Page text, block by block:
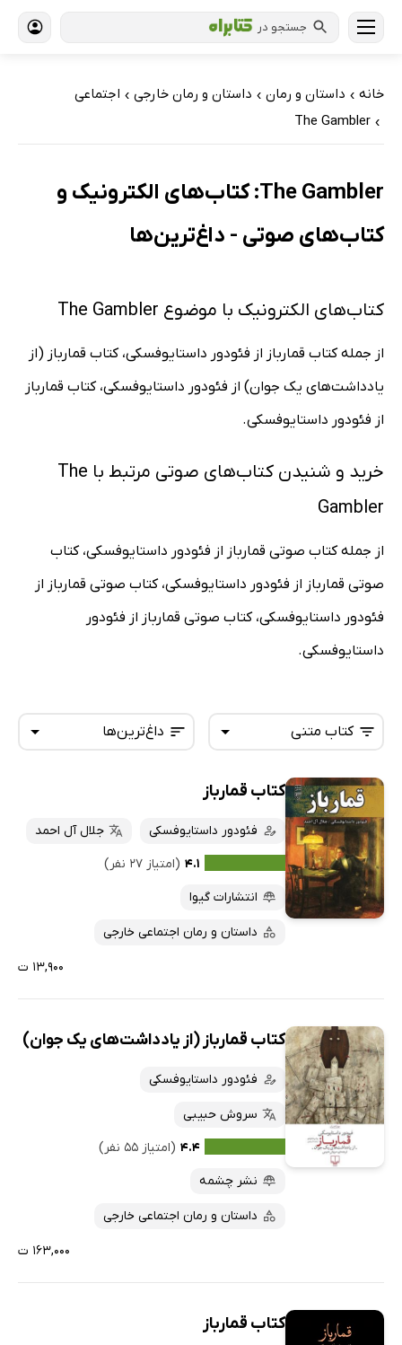
جستجو در
خانه › داستان و رمان › داستان و رمان خارجی › اجتماعی
›
The Gambler
The Gambler: کتاب‌های الکترونیک و
کتاب‌های صوتی - داغ‌ترین‌ها
کتاب‌های الکترونیک با موضوع The Gambler
از جمله کتاب قمارباز از فئودور داستایوفسکی، کتاب قمارباز (از
یادداشت‌های یک جوان) از فئودور داستایوفسکی، کتاب قمارباز
از فئودور داستایوفسکی.
خرید و شنیدن کتاب‌های صوتی مرتبط با The
Gambler
از جمله کتاب صوتی قمارباز از فئودور داستایوفسکی، کتاب
صوتی قمارباز از فئودور داستایوفسکی، کتاب صوتی قمارباز از
فئودور داستایوفسکی، کتاب صوتی قمارباز از فئودور
داستایوفسکی.
داغ‌ترین‌ها
داغ‌ترین‌ها
پرفروش‌ها
ارزان ترین‌ها
کتاب متنی
همه کتاب‌ها
کتاب‌های صوتی
کتاب‌های متنی
کتاب قمارباز
فئودور داستایوفسکی
جلال آل احمد
۴.۱ (امتیاز ۲۷ نفر)
انتشارات گیوا
داستان و رمان اجتماعی خارجی
۱۳,۹۰۰ ت
کتاب قمارباز (از یادداشت‌های یک جوان)
فئودور داستایوفسکی
سروش حبیبی
۴.۴ (امتیاز ۵۵ نفر)
نشر چشمه
داستان و رمان اجتماعی خارجی
۱۶۳,۰۰۰ ت
کتاب قمارباز